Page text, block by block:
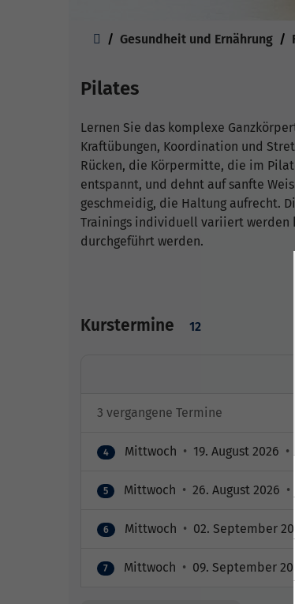
Gesundheit und Ernährung
Pilates
Lernen Sie das komplexe
Kraftübungen, Koordination und
Rücken, die Körpermitte, die im
entspannt, und dehnt auf sanfte
geschmeidig, die Haltung aufrecht.
Trainings individuell variiert werden
durchgeführt werden.
Kurstermine 12
3 vergangene Termine
4 Mittwoch • 19. August 2026 •
5 Mittwoch • 26. August 2026 •
6 Mittwoch • 02. September
7 Mittwoch • 09. September